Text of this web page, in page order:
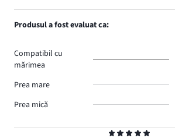
Produsul a fost evaluat ca:
Compatibil cu
mărimea
Prea mare
Prea mică